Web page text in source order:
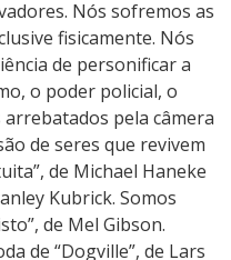
Nós sofremos as
fisicamente. Nós
de personificar a
o poder policial, o
pela câmera
de seres que revivem
de Michael Haneke
Kubrick. Somos
de Mel Gibson.
de “Dogville”, de Lars